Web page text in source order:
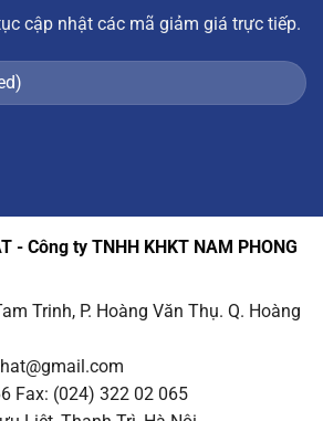
cập nhật các mã giảm giá trực tiếp.
- Công ty TNHH KHKT NAM PHONG
Trinh, P. Hoàng Văn Thụ. Q. Hoàng
Fax: (024) 322 02 065